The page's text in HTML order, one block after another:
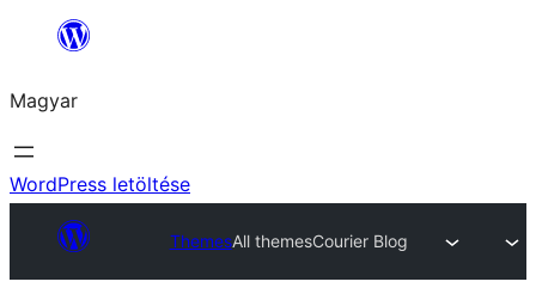
Ugrás
tartalomhoz
Magyar
WordPress letöltése
ThemesAll themesCourier Blog